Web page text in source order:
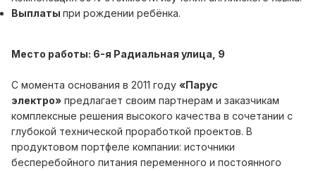
Выплаты при рождении ребёнка.
Место работы: 6-я Радиальная улица, 9
С момента основания в 2011 году «Парус
электро» предлагает своим партнерам и заказчикам
комплексные решения высокого качества в сочетании с
глубокой технической проработкой проектов. В
продуктовом портфеле компании: источники
бесперебойного питания переменного и постоянного